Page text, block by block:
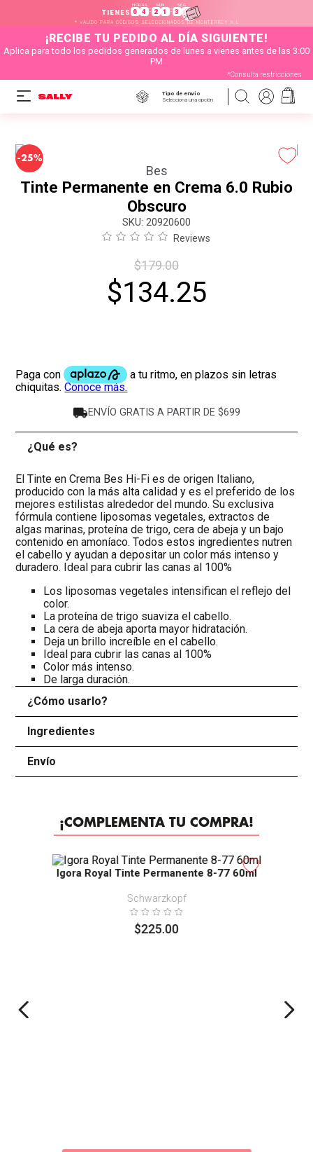
TIENES
HORAS
0 4 :
MIN
2 1 :
SEG
3 3
* VÁLIDO PARA CÓDIGOS SELECCIONADOS DE MONTERREY N.L
¡RECIBE TU PEDIDO AL DÍA SIGUIENTE!
Aplica para todo los pedidos generados de lunes a vienes antes de las 3:00
PM
*Consulta restricciones
Tipo de envío
Selecciona una opción
-25%
Bes
Tinte Permanente en Crema 6.0 Rubio
Obscuro
: 20920600
Reviews
$179.00
$134.25
ENVÍO GRATIS A PARTIR DE $699
¿Qué es?
El Tinte en Crema Bes Hi-Fi es de origen Italiano,
producido con la más alta calidad y es el preferido de los
mejores estilistas alrededor del mundo. Su exclusiva
fórmula contiene liposomas vegetales, extractos de
algas marinas, proteína de trigo, cera de abeja y un bajo
contenido en amoníaco. Todos estos ingredientes nutren
el cabello y ayudan a depositar un color más intenso y
duradero. Ideal para cubrir las canas al 100%
Los liposomas vegetales intensifican el reflejo del
color.
La proteína de trigo suaviza el cabello.
La cera de abeja aporta mayor hidratación.
Deja un brillo increíble en el cabello.
Ideal para cubrir las canas al 100%
Color más intenso.
De larga duración.
¿Cómo usarlo?
Ingredientes
Envío
¡COMPLEMENTA TU COMPRA!
Igora Royal Tinte Permanente 8-77 60ml
Schwarzkopf
$225.00